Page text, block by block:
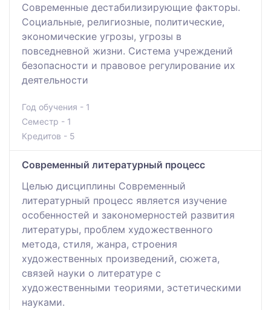
Современные дестабилизирующие факторы.
Социальные, религиозные, политические,
экономические угрозы, угрозы в
повседневной жизни. Система учреждений
безопасности и правовое регулирование их
деятельности
Год обучения - 1
Семестр - 1
Кредитов - 5
Современный литературный процесс
Целью дисциплины Современный
литературный процесс является изучение
особенностей и закономерностей развития
литературы, проблем художественного
метода, стиля, жанра, строения
художественных произведений, сюжета,
связей науки о литературе с
художественными теориями, эстетическими
науками.